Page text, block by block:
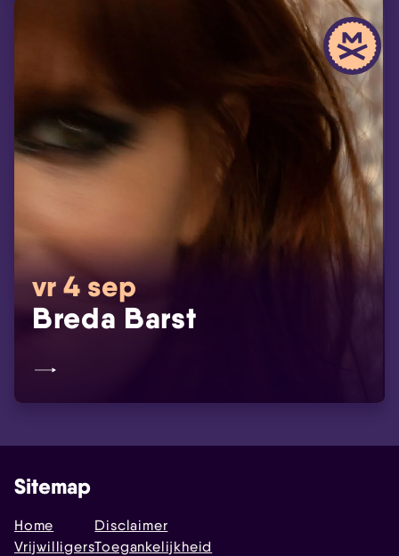
vr 4 sep
Breda Barst
Sitemap
Home
Vrijwilligers
Disclaimer
Toegankelijkheid